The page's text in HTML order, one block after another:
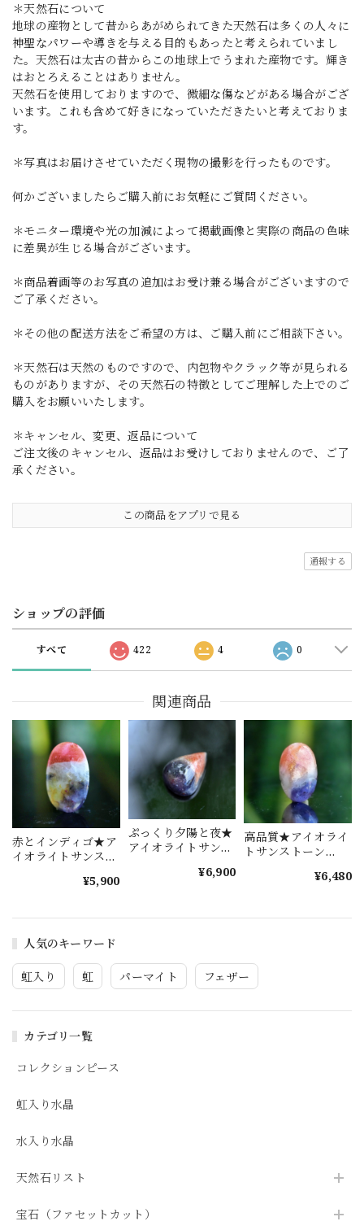
人気のキーワード
虹入り 虹 パーマイト フェザー
カテゴリ一覧
コレクションピース
虹入り水晶
水入り水晶
天然石リスト
宝石（ファセットカット）
＊天然石について
地球の産物として昔からあがめられてきた天然石は多くの人々に
神聖なパワーや導きを与える目的もあったと考えられていまし
た。天然石は太古の昔からこの地球上でうまれた産物です。輝き
はおとろえることはありません。
天然石を使用しておりますので、微細な傷などがある場合がござ
います。これも含めて好きになっていただきたいと考えておりま
す。
＊写真はお届けさせていただく現物の撮影を行ったものです。
何かございましたらご購入前にお気軽にご質問ください。
＊モニター環境や光の加減によって掲載画像と実際の商品の色味
に差異が生じる場合がございます。
＊商品着画等のお写真の追加はお受け兼る場合がございますので
ご了承ください。
＊その他の配送方法をご希望の方は、ご購入前にご相談下さい。
＊天然石は天然のものですので、内包物やクラック等が見られる
ものがありますが、その天然石の特徴としてご理解した上でのご
購入をお願いいたします。
＊キャンセル、変更、返品について
ご注文後のキャンセル、返品はお受けしておりませんので、ご了
承ください。
この商品をアプリで見る
通報する
ショップの評価
すべて 422 4 0
関連商品
赤とインディゴ★ア
イオライトサンスト
¥5,900
ぷっくり夕陽と夜★
アイオライトサンス
¥6,900
高品質★アイオライ
トサンストーン
¥6,480